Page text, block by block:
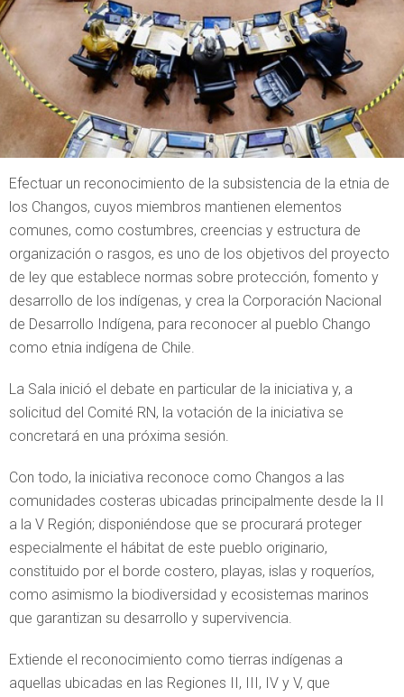
Efectuar un reconocimiento de la subsistencia de la etnia de
los Changos, cuyos miembros mantienen elementos
comunes, como costumbres, creencias y estructura de
organización o rasgos, es uno de los objetivos del proyecto
de ley que establece normas sobre protección, fomento y
desarrollo de los indígenas, y crea la Corporación Nacional
de Desarrollo Indígena, para reconocer al pueblo Chango
como etnia indígena de Chile.
La Sala inició el debate en particular de la iniciativa y, a
solicitud del Comité RN, la votación de la iniciativa se
concretará en una próxima sesión.
Con todo, la iniciativa reconoce como Changos a las
comunidades costeras ubicadas principalmente desde la II
a la V Región; disponiéndose que se procurará proteger
especialmente el hábitat de este pueblo originario,
constituido por el borde costero, playas, islas y roqueríos,
como asimismo la biodiversidad y ecosistemas marinos
que garantizan su desarrollo y supervivencia.
Extiende el reconocimiento como tierras indígenas a
aquellas ubicadas en las Regiones II, III, IV y V, que